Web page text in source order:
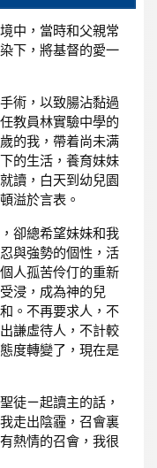
中，當時和父親常
下，將基督的愛一
術，以致腸沾黏過
教員林實驗中學的
的我，帶着尚未满
的生活，養育妹妹
讀，白天到幼兒園
溢於言表。
卻總希望妹妹和我
與強勢的個性，活
人孤苦伶仃的重新
浸，成為神的兒
。不再要求人，不
謙虛待人，不計較
度轉變了，現在是
徒ㄧ起讀主的話，
走出陰霾，召會裏
熱情的召會，我很